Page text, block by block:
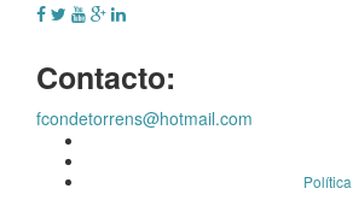
Contacto:
fcondetorrens@hotmail.com